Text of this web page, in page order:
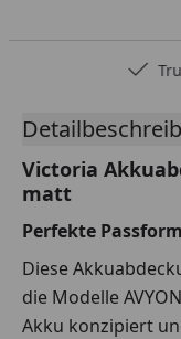
Victoria
matt
Perfekte Passform
Diese
die Modelle
Akku konzipiert